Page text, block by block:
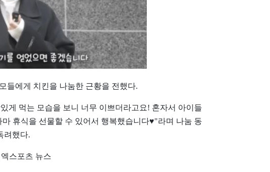
들에게 치킨을 나눔한 근황을 전했다.
게 먹는 모습을 보니 너무 이쁘더라고요! 혼자서 아이들
휴식을 선물할 수 있어서 행복했습니다♥"라며 나눔 동
려했다.
스포츠 뉴스